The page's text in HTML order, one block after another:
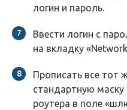
логин и пароль.
Ввести логин с
на вкладку
Прописать все тот
стандартную
роутера в поле